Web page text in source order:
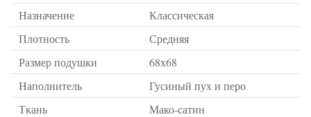
Назначение
Классическая
Плотность
Средняя
Размер подушки
68х68
Наполнитель
Гусиный пух и перо
Ткань
Мако-сатин